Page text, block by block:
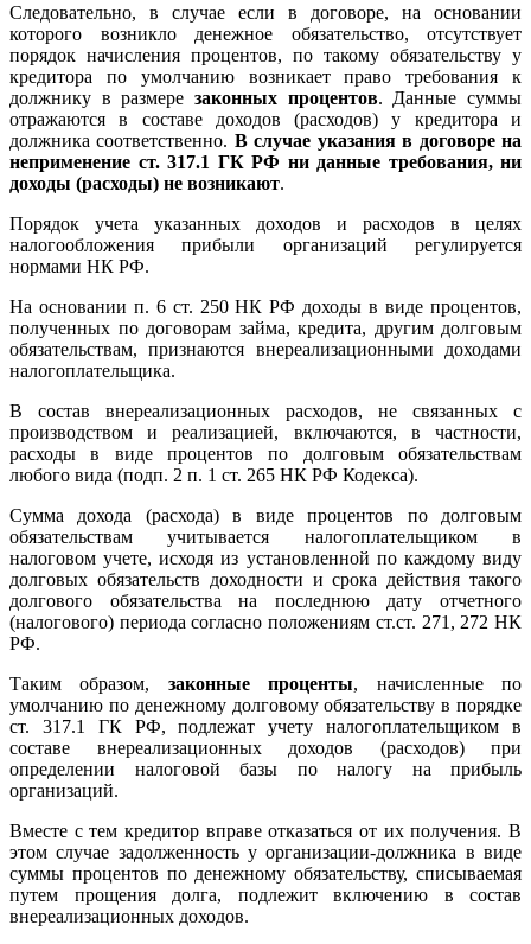
Следовательно, в случае если в договоре, на основании
которого возникло денежное обязательство, отсутствует
порядок начисления процентов, по такому обязательству у
кредитора по умолчанию возникает право требования к
должнику в размере законных процентов. Данные суммы
отражаются в составе доходов (расходов) у кредитора и
должника соответственно. В случае указания в договоре на
неприменение ст. 317.1 ГК РФ ни данные требования, ни
доходы (расходы) не возникают.
Порядок учета указанных доходов и расходов в целях
налогообложения прибыли организаций регулируется
нормами НК РФ.
На основании п. 6 ст. 250 НК РФ доходы в виде процентов,
полученных по договорам займа, кредита, другим долговым
обязательствам, признаются внереализационными доходами
налогоплательщика.
В состав внереализационных расходов, не связанных с
производством и реализацией, включаются, в частности,
расходы в виде процентов по долговым обязательствам
любого вида (подп. 2 п. 1 ст. 265 НК РФ Кодекса).
Сумма дохода (расхода) в виде процентов по долговым
обязательствам учитывается налогоплательщиком в
налоговом учете, исходя из установленной по каждому виду
долговых обязательств доходности и срока действия такого
долгового обязательства на последнюю дату отчетного
(налогового) периода согласно положениям ст.ст. 271, 272 НК
РФ.
Таким образом, законные проценты, начисленные по
умолчанию по денежному долговому обязательству в порядке
ст. 317.1 ГК РФ, подлежат учету налогоплательщиком в
составе внереализационных доходов (расходов) при
определении налоговой базы по налогу на прибыль
организаций.
Вместе с тем кредитор вправе отказаться от их получения. В
этом случае задолженность у организации-должника в виде
суммы процентов по денежному обязательству, списываемая
путем прощения долга, подлежит включению в состав
внереализационных доходов.